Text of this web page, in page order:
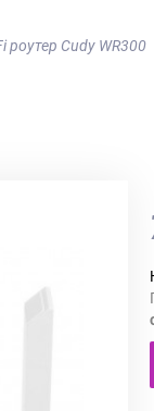
роутер Cudy WR300